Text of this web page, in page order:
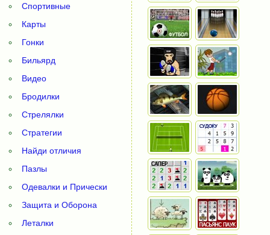
Спортивные
Карты
Гонки
Бильярд
Видео
Бродилки
Стрелялки
Стратегии
Найди отличия
Пазлы
Одевалки и Прически
Защита и Оборона
Леталки